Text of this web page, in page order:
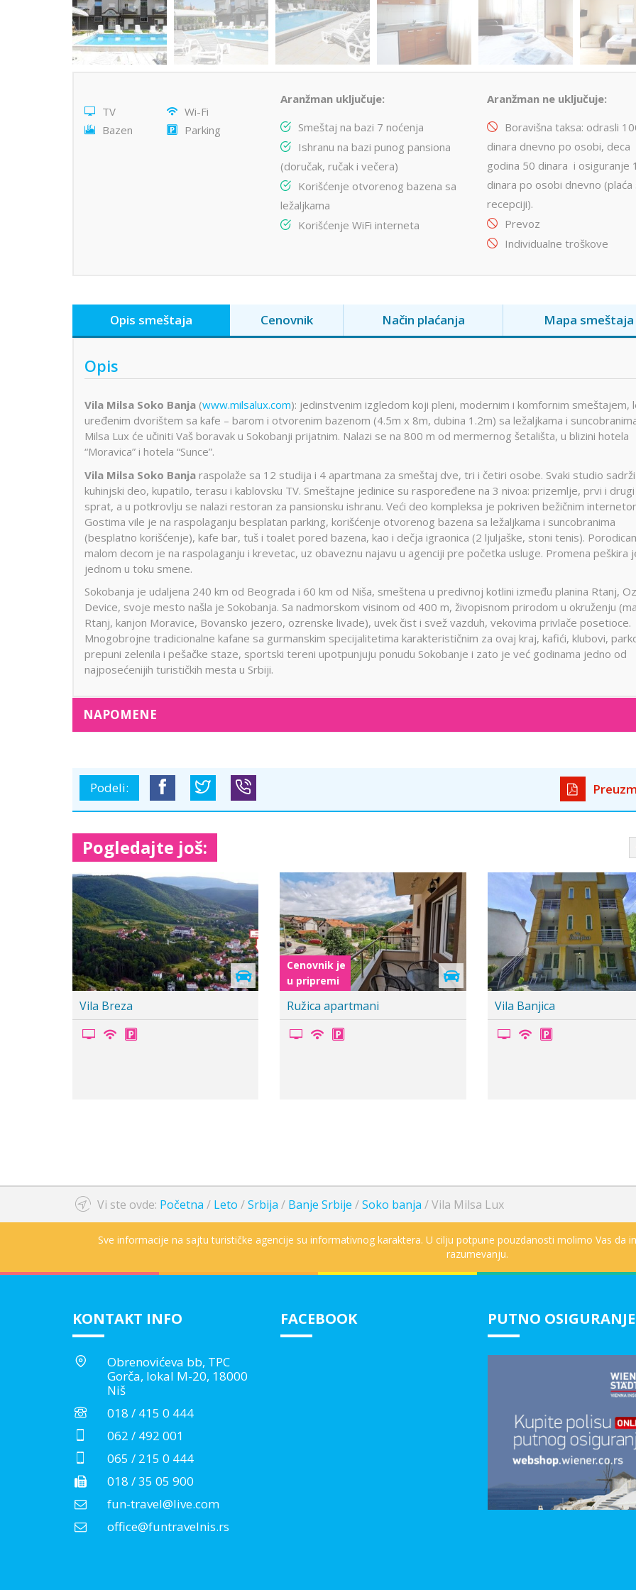
TV
Wi-Fi
Bazen
Parking
Aranžman uključuje:
Smeštaj na bazi 7 noćenja
Ishranu na bazi punog pansiona
(doručak, ručak i večera)
Korišćenje otvorenog bazena sa
ležaljkama
Korišćenje WiFi interneta
Aranžman ne uključuje:
Boravišna taksa: odrasli
dinara dnevno po osobi, deca
godina 50 dinara i osiguranje
dinara po osobi dnevno (plaća
recepciji).
Prevoz
Individualne troškove
Opis smeštaja Cenovnik Način plaćanja Mapa smeštaja
Opis
Vila Milsa Soko Banja (www.milsalux.com): jedinstvenim izgledom koji pleni, modernim i komfornim smeštajem,
uređenim dvorištem sa kafe – barom i otvorenim bazenom (4.5m x 8m, dubina 1.2m) sa ležaljkama i
Milsa Lux će učiniti Vaš boravak u Sokobanji prijatnim. Nalazi se na 800 m od mermernog šetališta, u blizini hotela
“Moravica” i hotela “Sunce”.
Vila Milsa Soko Banja raspolaže sa 12 studija i 4 apartmana za smeštaj dve, tri i četiri osobe. Svaki studio sadrži
kuhinjski deo, kupatilo, terasu i kablovsku TV. Smeštajne jedinice su raspoređene na 3 nivoa: prizemlje, prvi i drugi
sprat, a u potkrovlju se nalazi restoran za pansionsku ishranu. Veći deo kompleksa je pokriven bežičnim
Gostima vile je na raspolaganju besplatan parking, korišćenje otvorenog bazena sa ležaljkama i suncobranima
(besplatno korišćenje), kafe bar, tuš i toalet pored bazena, kao i dečja igraonica (2 ljuljaške, stoni tenis).
malom decom je na raspolaganju i krevetac, uz obaveznu najavu u agenciji pre početka usluge. Promena peškira
jednom u toku smene.
Sokobanja je udaljena 240 km od Beograda i 60 km od Niša, smeštena u predivnoj kotlini između planina Rtanj,
Device, svoje mesto našla je Sokobanja. Sa nadmorskom visinom od 400 m, živopisnom prirodom u okruženju
Rtanj, kanjon Moravice, Bovansko jezero, ozrenske livade), uvek čist i svež vazduh, vekovima privlače posetioce.
Mnogobrojne tradicionalne kafane sa gurmanskim specijalitetima karakterističnim za ovaj kraj, kafići, klubovi,
prepuni zelenila i pešačke staze, sportski tereni upotpunjuju ponudu Sokobanje i zato je već godinama jedno od
najposećenijih turističkih mesta u Srbiji.
NAPOMENE
Podeli:
Pogledajte još:
Nataly Spa
Cenovnik je
u pripremi
Vila NIKOLA Banbus Lux Studio
Vi ste ovde: Početna / Leto /Srbija / Banje Srbije /Soko banja /Vila Milsa Lux
Sve informacije na sajtu turističke agencije su informativnog karaktera. U cilju potpune pouzdanosti molimo Vas da
razumevanju.
KONTAKT INFO
Obrenovićeva bb, TPC
Gorča, lokal M-20, 18000
Niš
018 / 415 0 444
062 / 492 001
065 / 215 0 444
018 / 35 05 900
fun-travel@live.com
office@funtravelnis.rs
FACEBOOK PUTNO OSIGURANJE